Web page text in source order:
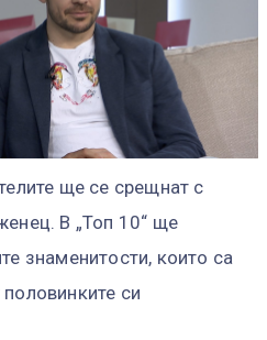
ще се срещнат с
В „Топ 10“ ще
знаменитости, които са
си